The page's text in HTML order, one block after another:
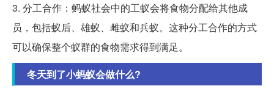
3. 分工合作：蚂蚁社会中的工蚁会将食物分配给其他成
员，包括蚁后、雄蚁、雌蚁和兵蚁。这种分工合作的方式
可以确保整个蚁群的食物需求得到满足。
冬天到了小蚂蚁会做什么?